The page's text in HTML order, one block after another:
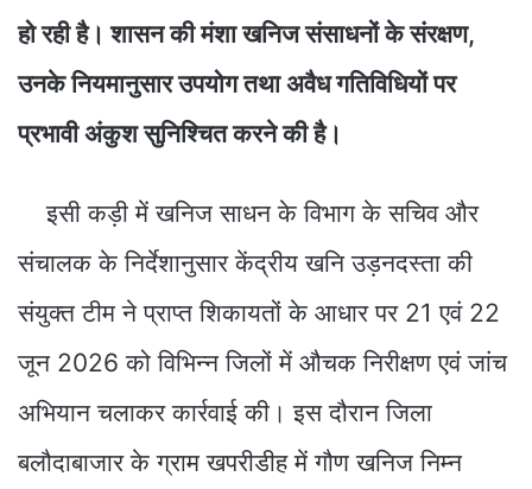
हो रही है। शासन की मंशा खनिज संसाधनों के संरक्षण,
उनके नियमानुसार उपयोग तथा अवैध गतिविधियों पर
प्रभावी अंकुश सुनिश्चित करने की है।
इसी कड़ी में खनिज साधन के विभाग के सचिव और
संचालक के निर्देशानुसार केंद्रीय खनि उड़नदस्ता की
संयुक्त टीम ने प्राप्त शिकायतों के आधार पर 21 एवं 22
जून 2026 को विभिन्न जिलों में औचक निरीक्षण एवं जांच
अभियान चलाकर कार्रवाई की। इस दौरान जिला
बलौदाबाजार के ग्राम खपरीडीह में गौण खनिज निम्न